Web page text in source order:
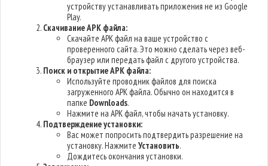
устройству устанавливать приложения не из Google
Play.
Скачивание APK файла:
Скачайте APK файл на ваше устройство с
проверенного сайта. Это можно сделать через веб-
браузер или передать файл с другого устройства.
Поиск и открытие APK файла:
Используйте проводник файлов для поиска
загруженного APK файла. Обычно он находится в
папке Downloads.
Нажмите на APK файл, чтобы начать установку.
Подтверждение установки:
Вас может попросить подтвердить разрешение на
установку. НажмитеУстановить.
Дождитесь окончания установки.